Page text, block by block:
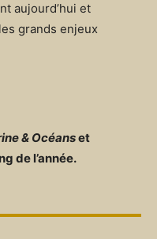
aujourd’hui et
grands enjeux
& Océanset
de l’année.